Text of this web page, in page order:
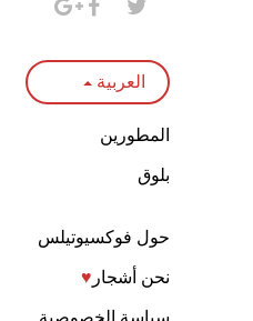
العربية
المطورين
بلوق
حول فوكسيوتيلس
نحن أشجار ♥︎